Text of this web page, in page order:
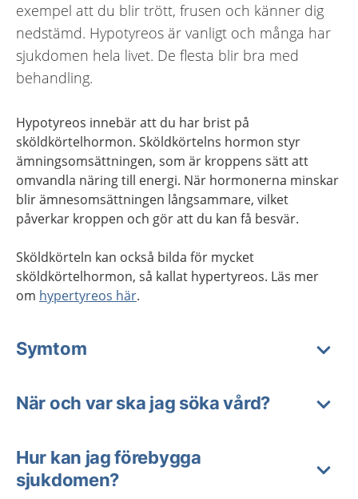
exempel att du blir trött, frusen och känner dig
nedstämd. Hypotyreos är vanligt och många har
sjukdomen hela livet. De flesta blir bra med
behandling.
Hypotyreos innebär att du har brist på
sköldkörtelhormon. Sköldkörtelns hormon styr
ämningsomsättningen, som är kroppens sätt att
omvandla näring till energi. När hormonerna minskar
blir ämnesomsättningen långsammare, vilket
påverkar kroppen och gör att du kan få besvär.
Sköldkörteln kan också bilda för mycket
sköldkörtelhormon, så kallat hypertyreos. Läs mer
om hypertyreos här.
Symtom
När och var ska jag söka vård?
Hur kan jag förebygga
sjukdomen?